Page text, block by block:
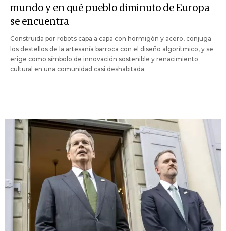
mundo y en qué pueblo diminuto de Europa
se encuentra
Construida por robots capa a capa con hormigón y acero, conjuga
los destellos de la artesanía barroca con el diseño algorítmico, y se
erige como símbolo de innovación sostenible y renacimiento
cultural en una comunidad casi deshabitada.